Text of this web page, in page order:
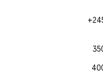
+